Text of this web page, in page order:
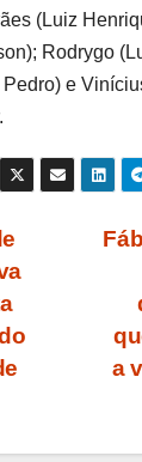
(Luiz
Rodrygo
e
a